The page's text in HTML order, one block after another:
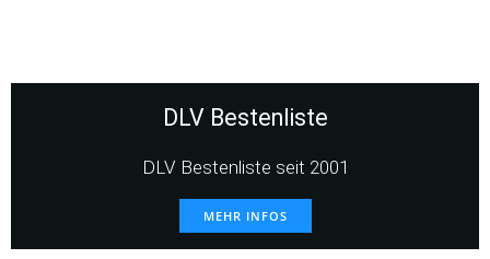
DLV Bestenliste
DLV Bestenliste seit 2001
MEHR INFOS